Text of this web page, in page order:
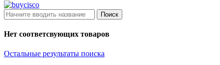
Поиск
Нет соответсвующих товаров
Остальные результаты поиска